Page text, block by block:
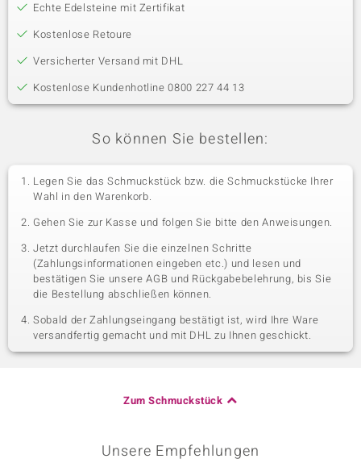
Echte Edelsteine mit Zertifikat
Kostenlose Retoure
Versicherter Versand mit DHL
Kostenlose Kundenhotline 0800 227 44 13
So können Sie bestellen:
Legen Sie das Schmuckstück bzw. die Schmuckstücke Ihrer
Wahl in den Warenkorb.
Gehen Sie zur Kasse und folgen Sie bitte den Anweisungen.
Jetzt durchlaufen Sie die einzelnen Schritte
(Zahlungsinformationen eingeben etc.) und lesen und
bestätigen Sie unsere AGB und Rückgabebelehrung, bis Sie
die Bestellung abschließen können.
Sobald der Zahlungseingang bestätigt ist, wird Ihre Ware
versandfertig gemacht und mit DHL zu Ihnen geschickt.
Zum Schmuckstück
Unsere Empfehlungen